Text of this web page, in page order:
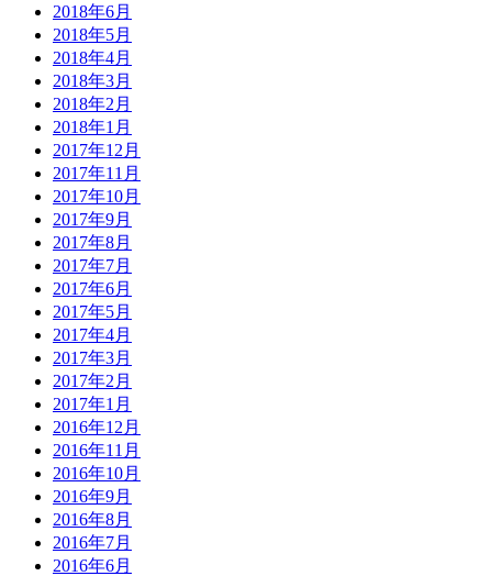
2018年6月
2018年5月
2018年4月
2018年3月
2018年2月
2018年1月
2017年12月
2017年11月
2017年10月
2017年9月
2017年8月
2017年7月
2017年6月
2017年5月
2017年4月
2017年3月
2017年2月
2017年1月
2016年12月
2016年11月
2016年10月
2016年9月
2016年8月
2016年7月
2016年6月